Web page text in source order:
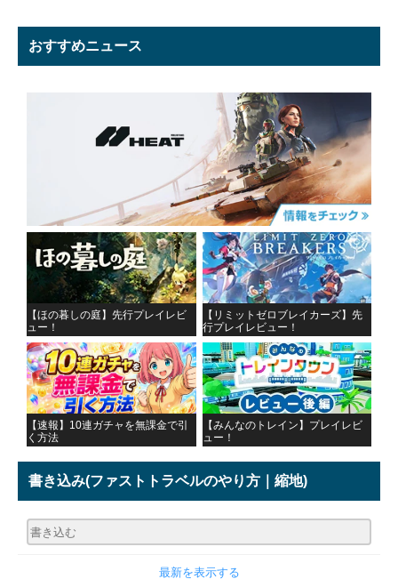
おすすめニュース
【ほの暮しの庭】先行プレイレビ
ュー！
【リミットゼロブレイカーズ】先
行プレイレビュー！
【速報】10連ガチャを無課金で引
く方法
【みんなのトレイン】プレイレビ
ュー！
書き込み(ファストトラベルのやり方｜縮地)
最新を表示する